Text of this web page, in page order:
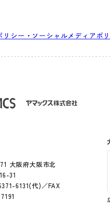
リシー・ソーシャルメディアポ
大阪府大阪市北
31
6131(代)／FAX